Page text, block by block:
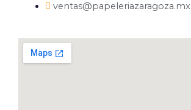
ventas@papeleriazaragoza.mx